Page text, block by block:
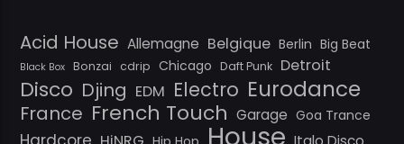
Acid House Allemagne Belgique Berlin Big Beat
Black Box Bonzai cdrip Chicago Daft Punk Detroit
Disco Djing EDM Electro Eurodance
France French Touch Garage Goa Trance
House